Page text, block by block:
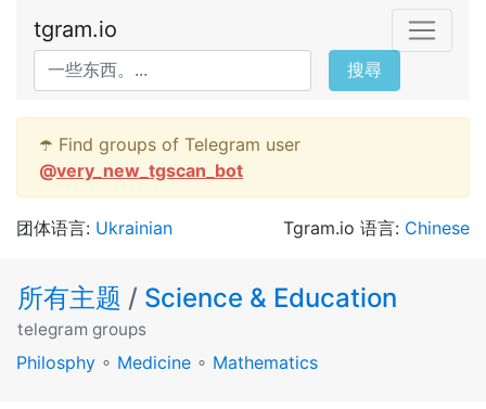
tgram.io
搜尋
☂️ Find groups of Telegram user
@very_new_tgscan_bot
团体语言: Ukrainian Tgram.io 语言: Chinese
所有主题 / Science & Education
telegram groups
Philosphy ∘ Medicine ∘ Mathematics